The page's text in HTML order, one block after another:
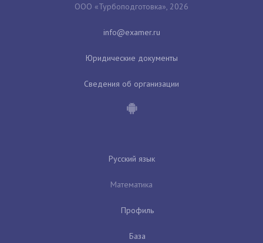
ООО «Турбоподготовка», 2026
Юридические документы
Сведения об организации
Русский язык
Математика
Профиль
База